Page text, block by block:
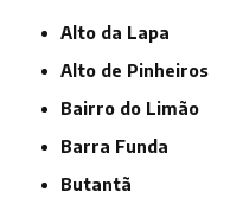
Alto da Lapa
Alto de Pinheiros
Bairro do Limão
Barra Funda
Butantã